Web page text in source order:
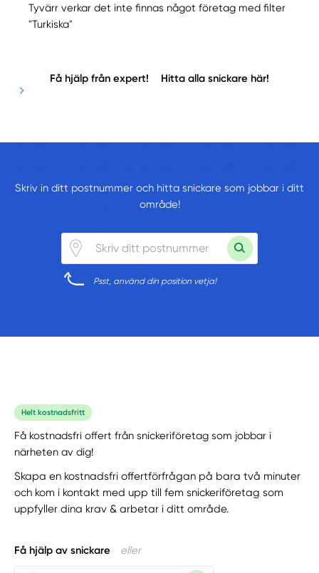
Tyvärr verkar det inte finnas något företag med filter
"Turkiska"
Få hjälp från expert! Hitta alla snickare här!
Skriv in ditt postnummer och hitta snickare som jobbar i ditt
område!
Psst, använd din position vetja!
Helt kostnadsfritt
Få kostnadsfri offert från snickeriföretag som jobbar i
närheten av dig!
Skapa en kostnadsfri offertförfrågan på bara två minuter
och kom i kontakt med upp till fem snickeriföretag som
uppfyller dina krav & arbetar i ditt område.
Få hjälp av snickare eller